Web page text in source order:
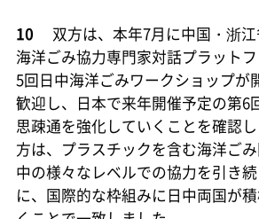
10
双方は、本年7月に中国・浙
海洋ごみ協力専門家対話プラット
5回日中海洋ごみワークショップが
歓迎し、日本で来年開催予定の第6
思疎通を強化していくことを確認
方は、プラスチックを含む海洋ご
中の様々なレベルでの協力を引き
に、国際的な枠組みに日中両国が